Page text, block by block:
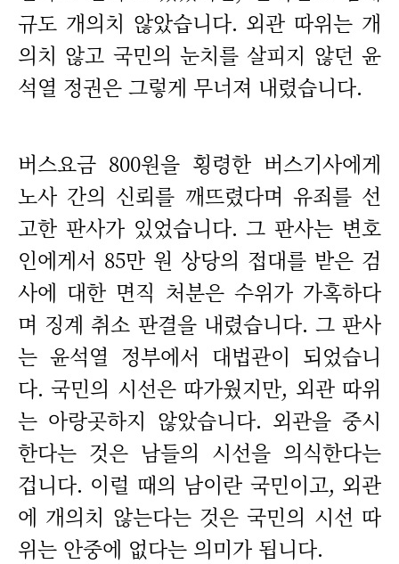
규도 개의치 않았습니다. 외관 따위는 개
의치 않고 국민의 눈치를 살피지 않던 윤
석열 정권은 그렇게 무너져 내렸습니다.
버스요금 800원을 횡령한 버스기사에게
노사 간의 신뢰를 깨뜨렸다며 유죄를 선
고한 판사가 있었습니다. 그 판사는 변호
인에게서 85만 원 상당의 접대를 받은 검
사에 대한 면직 처분은 수위가 가혹하다
며 징계 취소 판결을 내렸습니다. 그 판사
는 윤석열 정부에서 대법관이 되었습니
다. 국민의 시선은 따가웠지만, 외관 따위
는 아랑곳하지 않았습니다. 외관을 중시
한다는 것은 남들의 시선을 의식한다는
겁니다. 이럴 때의 남이란 국민이고, 외관
에 개의치 않는다는 것은 국민의 시선 따
위는 안중에 없다는 의미가 됩니다.